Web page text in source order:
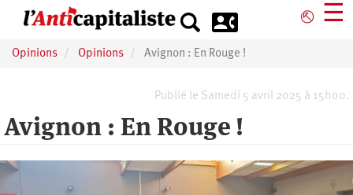
principal
⎋ ☰
Opinions Opinions Avignon : En Rouge !
Publié le Samedi 5 avril 2025 à 15h00.
Avignon : En Rouge !